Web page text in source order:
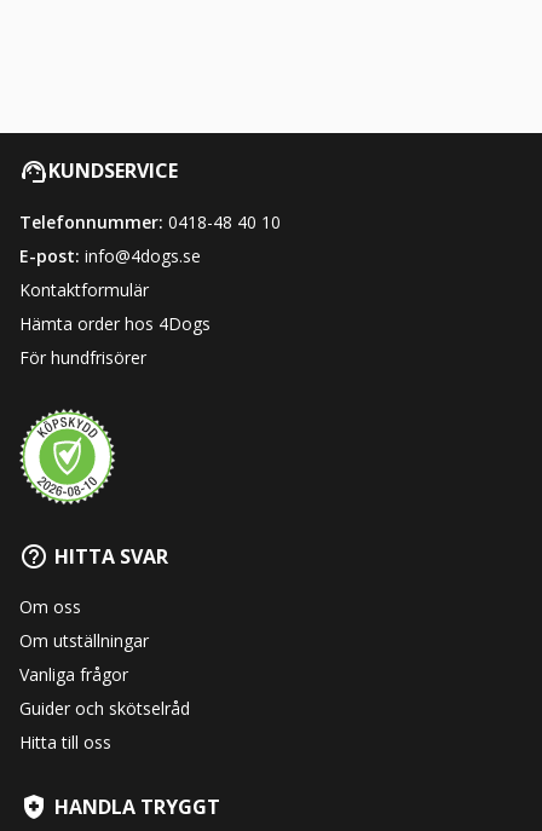
KUNDSERVICE
Telefonnummer: 0418-48 40 10
E-post: info@4dogs.se
Kontaktformulär
Hämta order hos 4Dogs
För hundfrisörer
HITTA SVAR
Om oss
Om utställningar
Vanliga frågor
Guider och skötselråd
Hitta till oss
HANDLA TRYGGT